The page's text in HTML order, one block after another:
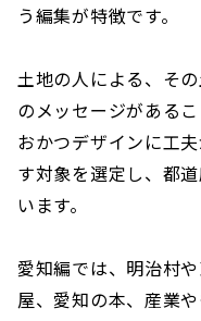
う編集が特徴です。
土地の人による、そ
のメッセージがある
おかつデザインに工
す対象を選定し、都
います。
愛知編では、明治村
屋、愛知の本、産業